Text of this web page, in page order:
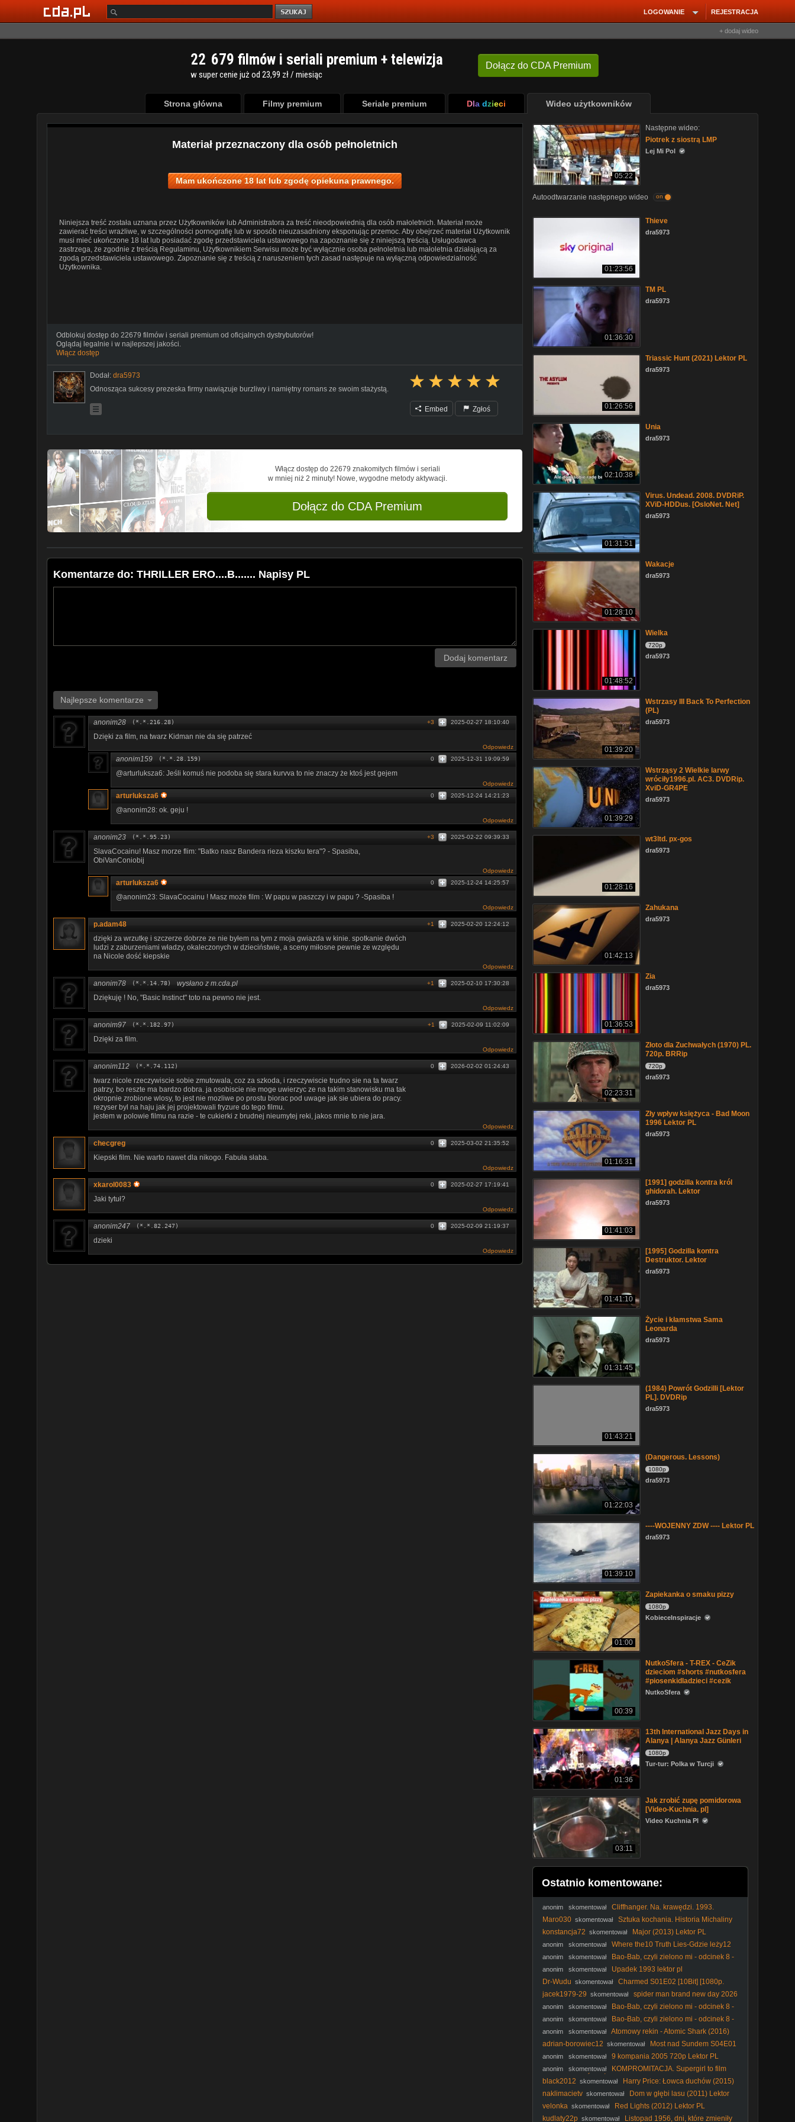
REJESTRACJA
LOGOWANIE
+ dodaj wideo
Dołącz do CDA Premium
22 679 filmów i seriali premium + telewizja
w super cenie już od 23,99 zł / miesiąc
Strona główna Filmy premium Seriale premium Dla dzieci Wideo użytkowników
Materiał przeznaczony dla osób pełnoletnich
Mam ukończone 18 lat lub zgodę opiekuna prawnego.
Niniejsza treść została uznana przez Użytkowników lub Administratora za treść nieodpowiednią dla osób małoletnich. Materiał może
zawierać treści wrażliwe, w szczególności pornografię lub w sposób nieuzasadniony eksponując przemoc. Aby obejrzeć materiał Użytkownik
musi mieć ukończone 18 lat lub posiadać zgodę przedstawiciela ustawowego na zapoznanie się z niniejszą treścią. Usługodawca
zastrzega, że zgodnie z treścią Regulaminu, Użytkownikiem Serwisu może być wyłącznie osoba pełnoletnia lub małoletnia działającą za
zgodą przedstawiciela ustawowego. Zapoznanie się z treścią z naruszeniem tych zasad następuje na wyłączną odpowiedzialność
Użytkownika.
Odblokuj dostęp do 22679 filmów i seriali premium od oficjalnych dystrybutorów!
Oglądaj legalnie i w najlepszej jakości.
Włącz dostęp
Dodał: dra5973
Odnosząca sukcesy prezeska firmy nawiązuje burzliwy i namiętny romans ze swoim stażystą.
Embed Zgłoś
Włącz dostęp do 22679 znakomitych filmów i seriali
w mniej niż 2 minuty! Nowe, wygodne metody aktywacji.
Dołącz do CDA Premium
Komentarze do: THRILLER ERO....B....... Napisy PL
Dodaj komentarz
Najlepsze komentarze
anonim28 (*.*.216.28) 2025-02-27 18:10:40
+3
Dzięki za film, na twarz Kidman nie da się patrzeć
Odpowiedz
anonim159 (*.*.28.159) 2025-12-31 19:09:59
0
@arturluksza6: Jeśli komuś nie podoba się stara kurvva to nie znaczy że ktoś jest gejem
Odpowiedz
arturluksza6 2025-12-24 14:21:23
0
@anonim28: ok. geju !
Odpowiedz
anonim23 (*.*.95.23) 2025-02-22 09:39:33
+3
SlavaCocainu! Masz morze flim: "Batko nasz Bandera rieza kiszku tera"? - Spasiba,
ObiVanConiobij
Odpowiedz
arturluksza6 2025-12-24 14:25:57
0
@anonim23: SlavaCocainu ! Masz może film : W papu w paszczy i w papu ? -Spasiba !
Odpowiedz
p.adam48 2025-02-20 12:24:12
+1
dzięki za wrzutkę i szczerze dobrze ze nie byłem na tym z moja gwiazda w kinie. spotkanie dwóch
ludzi z zaburzeniami władzy, okaleczonych w dzieciństwie, a sceny miłosne pewnie ze względu
na Nicole dość kiepskie
Odpowiedz
anonim78 (*.*.14.78) wysłano z m.cda.pl 2025-02-10 17:30:28
+1
Dziękuję ! No, "Basic Instinct" toto na pewno nie jest.
Odpowiedz
anonim97 (*.*.182.97) 2025-02-09 11:02:09
+1
Dzięki za film.
Odpowiedz
anonim112 (*.*.74.112) 2026-02-02 01:24:43
0
twarz nicole rzeczywiscie sobie zmutowala, coz za szkoda, i rzeczywiscie trudno sie na ta twarz
patrzy, bo reszte ma bardzo dobra. ja osobiscie nie moge uwierzyc ze na takim stanowisku ma tak
okropnie zrobione wlosy, to jest nie mozliwe po prostu biorac pod uwage jak sie ubiera do pracy.
rezyser byl na haju jak jej projektowali fryzure do tego filmu.
jestem w polowie filmu na razie - te cukierki z brudnej nieumytej reki, jakos mnie to nie jara.
Odpowiedz
checgreg 2025-03-02 21:35:52
0
Kiepski film. Nie warto nawet dla nikogo. Fabuła słaba.
Odpowiedz
xkarol0083 2025-02-27 17:19:41
0
Jaki tytuł?
Odpowiedz
anonim247 (*.*.82.247) 2025-02-09 21:19:37
0
dzieki
Odpowiedz
05:22
Następne wideo:
Piotrek z siostrą LMP
Lej Mi Pol
Autoodtwarzanie następnego wideo on
01:23:56
Thieve
dra5973
01:36:30
TM PL
dra5973
01:26:56
Triassic Hunt (2021) Lektor PL
dra5973
02:10:38
Unia
dra5973
01:31:51
Virus. Undead. 2008. DVDRiP.
XViD-HDDus. [OsloNet. Net]
dra5973
01:28:10
Wakacje
dra5973
01:48:52
Wielka
720p
dra5973
01:39:20
Wstrzasy III Back To Perfection
(PL)
dra5973
01:39:29
Wstrząsy 2 Wielkie larwy
wróciły1996.pl. AC3. DVDRip.
XviD-GR4PE
dra5973
01:28:16
wt3ltd. px-gos
dra5973
01:42:13
Zahukana
dra5973
01:36:53
Zia
dra5973
02:23:31
Złoto dla Zuchwałych (1970) PL.
720p. BRRip
720p
dra5973
01:16:31
Zły wpływ księżyca - Bad Moon
1996 Lektor PL
dra5973
01:41:03
[1991] godzilla kontra król
ghidorah. Lektor
dra5973
01:41:10
[1995] Godzilla kontra
Destruktor. Lektor
dra5973
01:31:45
Życie i kłamstwa Sama
Leonarda
dra5973
01:43:21
(1984) Powrót Godzilli [Lektor
PL]. DVDRip
dra5973
01:22:03
(Dangerous. Lessons)
1080p
dra5973
01:39:10
----WOJENNY ZDW ---- Lektor PL
dra5973
01:00
Zapiekanka o smaku pizzy
1080p
KobieceInspiracje
00:39
NutkoSfera - T-REX - CeZik
dzieciom #shorts #nutkosfera
#piosenkidladzieci #cezik
NutkoSfera
01:36
13th International Jazz Days in
Alanya | Alanya Jazz Günleri
1080p
Tur-tur: Polka w Turcji
03:11
Jak zrobić zupę pomidorowa
[Video-Kuchnia. pl]
Video Kuchnia Pl
Ostatnio komentowane:
anonim skomentował
Cliffhanger. Na. krawędzi. 1993.
Lektor.pl
Maro030 skomentował
Sztuka kochania. Historia Michaliny
Wisłockiej
konstancja72 skomentował Major (2013) Lektor PL
anonim skomentował
Where the10 Truth Lies-Gdzie leży12
prawda
anonim skomentował
Bao-Bab, czyli zielono mi - odcinek 8 -
Wesele
anonim skomentował
Upadek 1993 lektor pl
Dr-Wudu skomentował
Charmed S01E02 [10Bit] [1080p.
BluRay. H265-AS76-FT]
jacek1979-29 skomentował
spider man brand new day 2026
| FỉLM W OPỉSỉE
anonim skomentował
Bao-Bab, czyli zielono mi - odcinek 8 -
Wesele
anonim skomentował
Bao-Bab, czyli zielono mi - odcinek 8 -
Wesele
anonim skomentował Atomowy rekin - Atomic Shark (2016)
Lektor PL. 720p. WEB-DL. XviD. AC3-AZQ
adrian-borowiec12 skomentował
Most nad Sundem S04E01
Lektor PL
anonim skomentował 9 kompania 2005 720p Lektor PL
anonim skomentował
KOMPROMITACJA. Supergirl to film
GORSZY OD ŚNIEŻKI Rachel Zegler. Niżej upaść już nie
black2012 skomentował
Harry Price: Łowca duchów (2015)
Lektor PL
naklimacietv skomentował
Dom w głębi lasu (2011) Lektor
PL
velonka skomentował
Red Lights (2012) Lektor PL
kudlaty22p skomentował Listopad 1956, dni, które zmieniły